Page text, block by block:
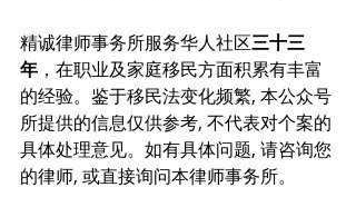
精诚律师事务所服务华人社区三十三
年 ，在职业及家庭移民方面积累有丰富
的经验。鉴于移民法变化频繁, 本公众号
所提供的信息仅供参考, 不代表对个案的
具体处理意见。如有具体问题, 请咨询您
的律师, 或直接询问本律师事务所。